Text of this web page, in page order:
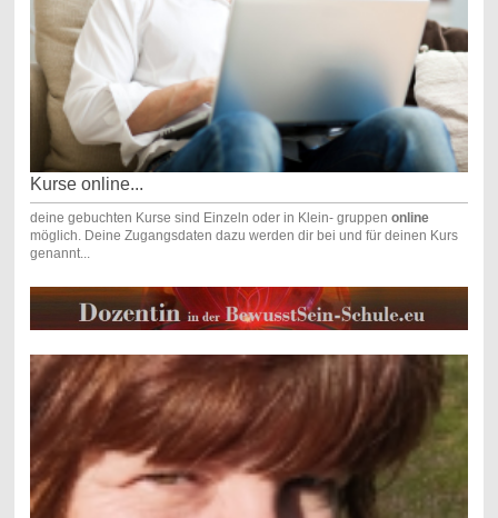
Kurse online...
deine gebuchten Kurse sind Einzeln oder in Klein- gruppen online
möglich. Deine Zugangsdaten dazu werden dir bei und für deinen Kurs
genannt...